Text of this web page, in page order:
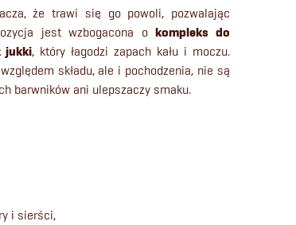
że trawi się go powoli, pozwalając
jest wzbogacona okompleks do
jukki, który łagodzi zapach kału i moczu.
składu, ale i pochodzenia, nie są
barwników ani ulepszaczy smaku.
i sierści,